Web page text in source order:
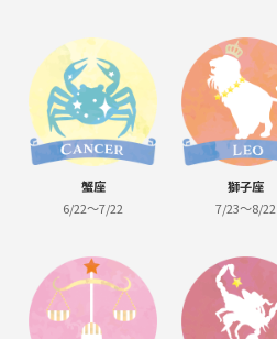
蟹座
6/22～7/22
獅子座
7/23～8/22